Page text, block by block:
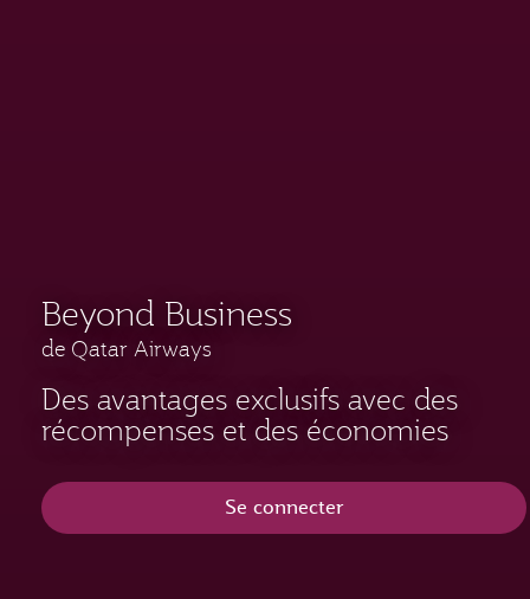
Beyond Business
de Qatar Airways
Des avantages exclusifs avec des
récompenses et des économies
Se connecter